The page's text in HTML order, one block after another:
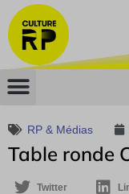
RP & Médias
Table ronde
Twitter